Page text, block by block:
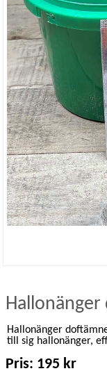
Hallonänger
till sig hallonänger,
Pris: 195 kr